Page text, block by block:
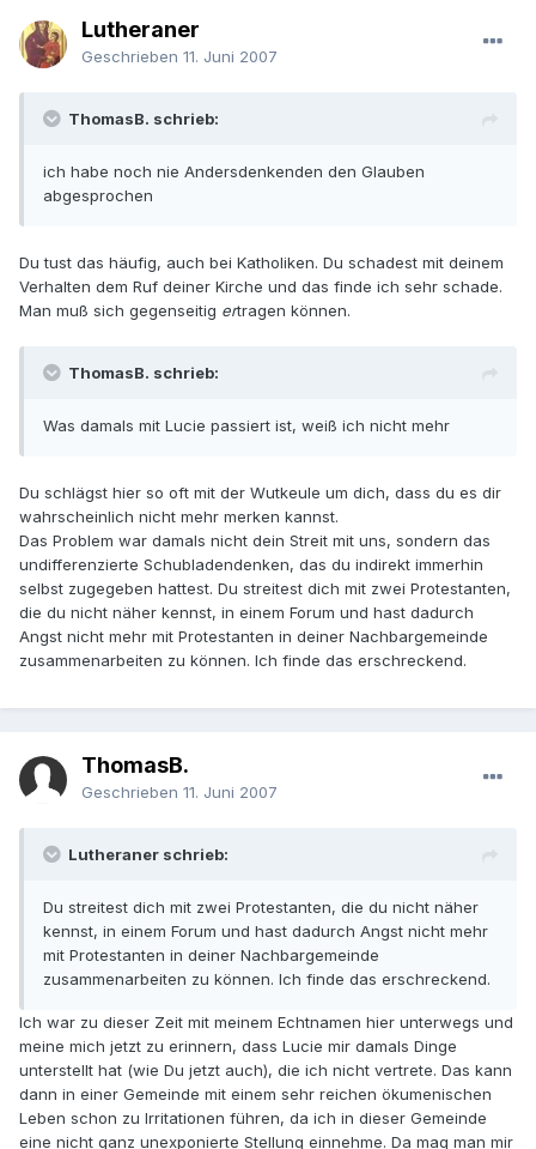
Lutheraner
Geschrieben 11. Juni 2007
ThomasB. schrieb:
ich habe noch nie Andersdenkenden den Glauben
abgesprochen
Du tust das häufig, auch bei Katholiken. Du schadest mit deinem
Verhalten dem Ruf deiner Kirche und das finde ich sehr schade.
Man muß sich gegenseitig ertragen können.
ThomasB. schrieb:
Was damals mit Lucie passiert ist, weiß ich nicht mehr
Du schlägst hier so oft mit der Wutkeule um dich, dass du es dir
wahrscheinlich nicht mehr merken kannst.
Das Problem war damals nicht dein Streit mit uns, sondern das
undifferenzierte Schubladendenken, das du indirekt immerhin
selbst zugegeben hattest. Du streitest dich mit zwei Protestanten,
die du nicht näher kennst, in einem Forum und hast dadurch
Angst nicht mehr mit Protestanten in deiner Nachbargemeinde
zusammenarbeiten zu können. Ich finde das erschreckend.
ThomasB.
Geschrieben 11. Juni 2007
Lutheraner schrieb:
Du streitest dich mit zwei Protestanten, die du nicht näher
kennst, in einem Forum und hast dadurch Angst nicht mehr
mit Protestanten in deiner Nachbargemeinde
zusammenarbeiten zu können. Ich finde das erschreckend.
Ich war zu dieser Zeit mit meinem Echtnamen hier unterwegs und
meine mich jetzt zu erinnern, dass Lucie mir damals Dinge
unterstellt hat (wie Du jetzt auch), die ich nicht vertrete. Das kann
dann in einer Gemeinde mit einem sehr reichen ökumenischen
Leben schon zu Irritationen führen, da ich in dieser Gemeinde
eine nicht ganz unexponierte Stellung einnehme. Da mag man mir